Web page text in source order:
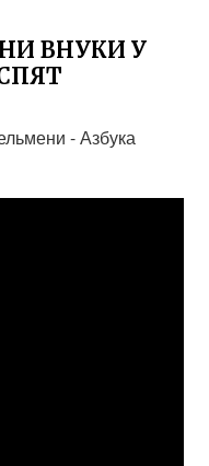
ВНУКИ У
- Азбука